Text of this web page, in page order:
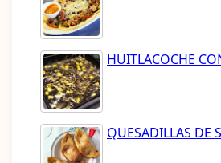
HUITLACOCHE
QUESADILLAS DE